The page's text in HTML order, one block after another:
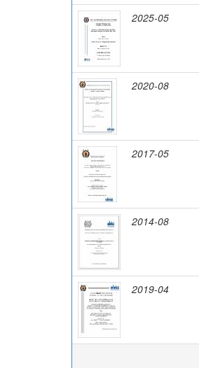
2025-05
2020-08
2017-05
2014-08
2019-04